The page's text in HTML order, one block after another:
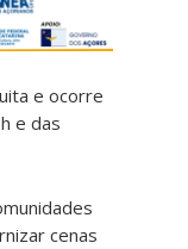
e ocorre
e das
cenas